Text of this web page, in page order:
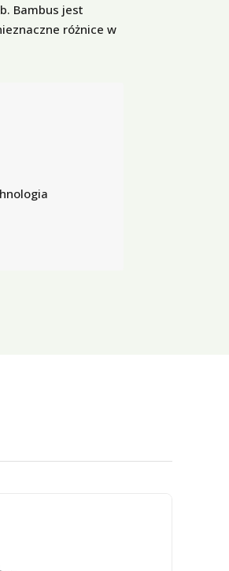
Bambus jest
różnice w